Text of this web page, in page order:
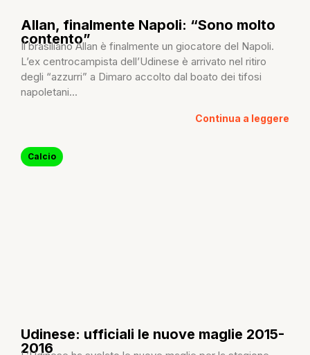
Allan, finalmente Napoli: “Sono molto
contento”
Il brasiliano Allan è finalmente un giocatore del Napoli.
L’ex centrocampista dell’Udinese è arrivato nel ritiro
degli “azzurri” a Dimaro accolto dal boato dei tifosi
napoletani...
Continua a leggere
Calcio
Udinese: ufficiali le nuove maglie 2015-
2016